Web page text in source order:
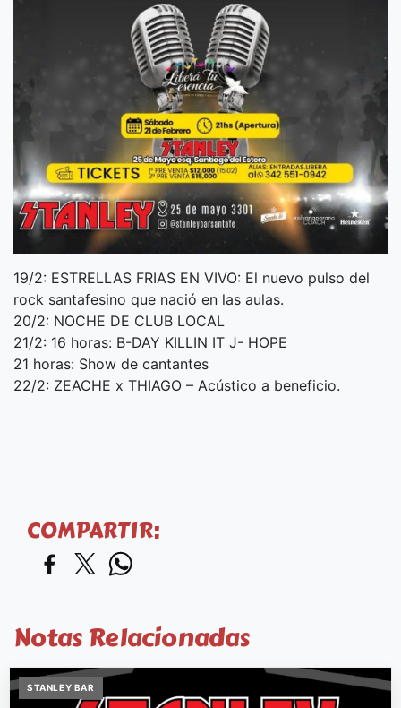
19/2: ESTRELLAS FRIAS EN VIVO: El nuevo pulso del
rock santafesino que nació en las aulas.
20/2: NOCHE DE CLUB LOCAL
21/2: 16 horas: B-DAY KILLIN IT J- HOPE
21 horas: Show de cantantes
22/2: ZEACHE x THIAGO – Acústico a beneficio.
COMPARTIR:
Notas Relacionadas
STANLEY BAR